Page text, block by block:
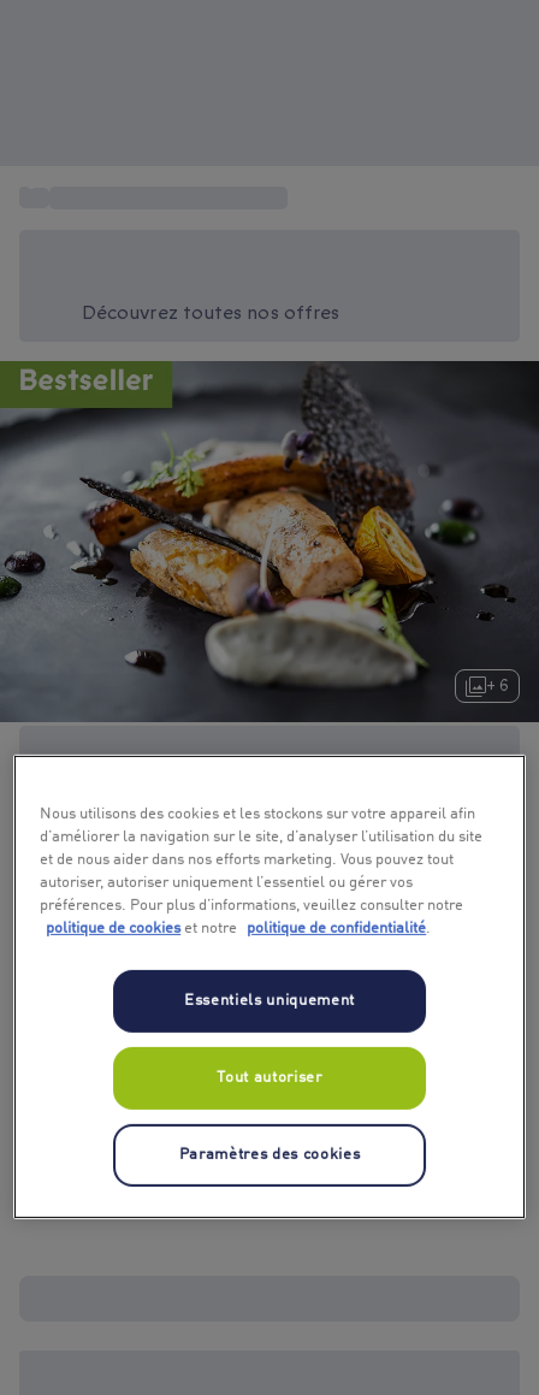
Découvrez toutes nos offres
+ 6
Nous utilisons des cookies et les stockons sur votre appareil afin
d’améliorer la navigation sur le site, d’analyser l’utilisation du site
et de nous aider dans nos efforts marketing. Vous pouvez tout
autoriser, autoriser uniquement l’essentiel ou gérer vos
préférences. Pour plus d’informations, veuillez consulter notre
politique de cookieset notre politique de confidentialité.
Essentiels uniquement
Tout autoriser
Paramètres des cookies